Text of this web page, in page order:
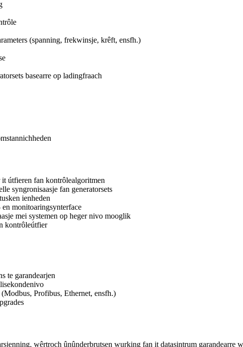
(spanning, frekwinsje, krêft, ensfh.)
basearre op ladingfraach
útfieren fan kontrôlealgoritmen
syngronisaasje fan generatorsets
ienheden
monitoaringsynterface
mei systemen op heger nivo mooglik
kontrôleútfier
te garandearjen
Profibus, Ethernet, ensfh.)
wêrtroch ûnûnderbrutsen wurking fan it datasintrum garandearre